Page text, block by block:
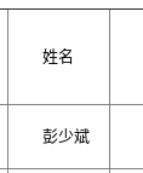
姓名
彭少斌